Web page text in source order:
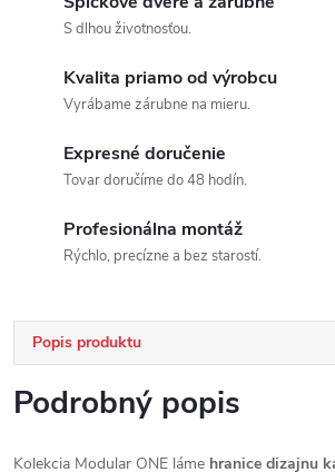
S dlhou životnosťou.
Kvalita priamo od výrobcu
Vyrábame zárubne na mieru.
Expresné doručenie
Tovar doručíme do 48 hodín.
Profesionálna montáž
Rýchlo, precízne a bez starostí.
Popis produktu
Podrobný popis
Kolekcia Modular ONE láme hranice dizajnu